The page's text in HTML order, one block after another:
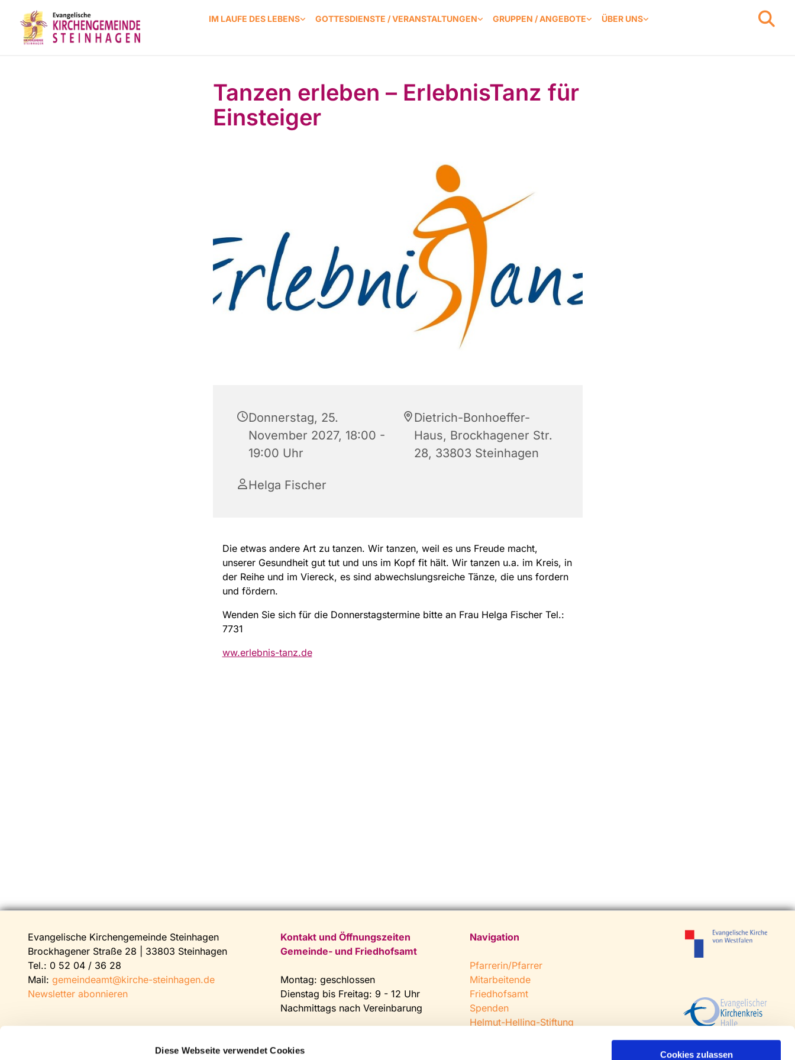
Diese Webseite verwendet Cookies Cookies zulassen
IM LAUFE DES LEBENS GOTTESDIENSTE / VERANSTALTUNGEN GRUPPEN / ANGEBOTE ÜBER UNS
Tanzen erleben – ErlebnisTanz für
Einsteiger
Donnerstag, 25.
November 2027, 18:00 -
19:00 Uhr
Dietrich-Bonhoeffer-
Haus, Brockhagener Str.
28, 33803 Steinhagen
Helga Fischer
Die etwas andere Art zu tanzen. Wir tanzen, weil es uns Freude macht,
unserer Gesundheit gut tut und uns im Kopf fit hält. Wir tanzen u.a. im Kreis, in
der Reihe und im Viereck, es sind abwechslungsreiche Tänze, die uns fordern
und fördern.
Wenden Sie sich für die Donnerstagstermine bitte an Frau Helga Fischer Tel.:
7731
ww.erlebnis-tanz.de
Evangelische Kirchengemeinde Steinhagen
Brockhagener Straße 28 | 33803 Steinhagen
Tel.: 0 52 04 / 36 28
Mail: gemeindeamt@kirche-steinhagen.de
Newsletter abonnieren
Kontakt und Öffnungszeiten
Gemeinde- und Friedhofsamt
Montag: geschlossen
Dienstag bis Freitag: 9 - 12 Uhr
Nachmittags nach Vereinbarung
Fax: 0 52 04 / 25 65
Navigation
Pfarrerin/Pfarrer
Mitarbeitende
Friedhofsamt
Spenden
Helmut-Helling-Stiftung